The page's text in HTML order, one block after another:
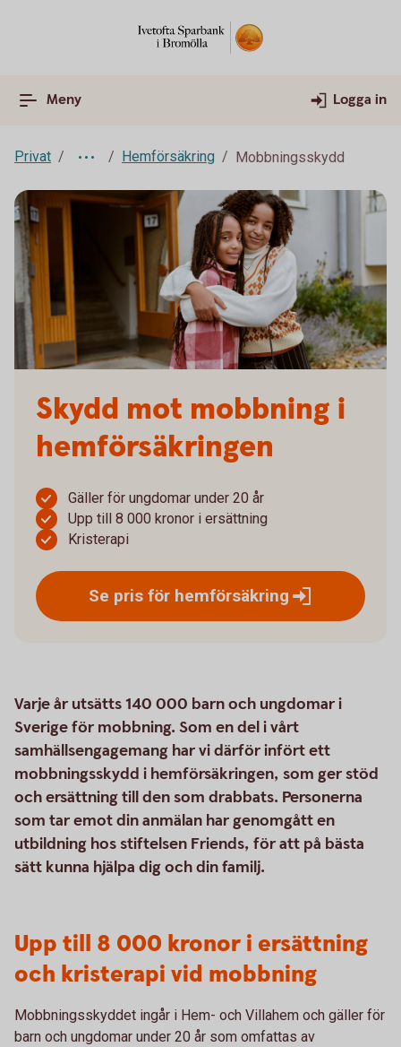
Meny Logga in
Privat Hemförsäkring Mobbningsskydd
Skydd mot mobbning i
hemförsäkringen
Gäller för ungdomar under 20 år
Upp till 8 000 kronor i ersättning
Kristerapi
Se pris för hemförsäkring
Varje år utsätts 140 000 barn och ungdomar i
Sverige för mobbning. Som en del i vårt
samhällsengagemang har vi därför infört ett
mobbningsskydd i hemförsäkringen, som ger stöd
och ersättning till den som drabbats. Personerna
som tar emot din anmälan har genomgått en
utbildning hos stiftelsen Friends, för att på bästa
sätt kunna hjälpa dig och din familj.
Upp till 8 000 kronor i ersättning
och kristerapi vid mobbning
Mobbningsskyddet ingår i Hem- och Villahem och gäller för
barn och ungdomar under 20 år som omfattas av